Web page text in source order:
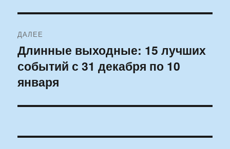
ДАЛЕЕ
Следующая
запись:
Длинные выходные: 15 лучших
событий с 31 декабря по 10
января